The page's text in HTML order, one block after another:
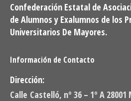
Confederación Estatal de
de Alumnos y Exalumnos de los
Universitarios De Mayores.
Información de Contacto
Dirección:
Calle Castelló, nº 36 – 1º A 28001